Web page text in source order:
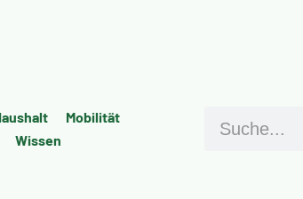
Mobi­li­tät
Wis­sen